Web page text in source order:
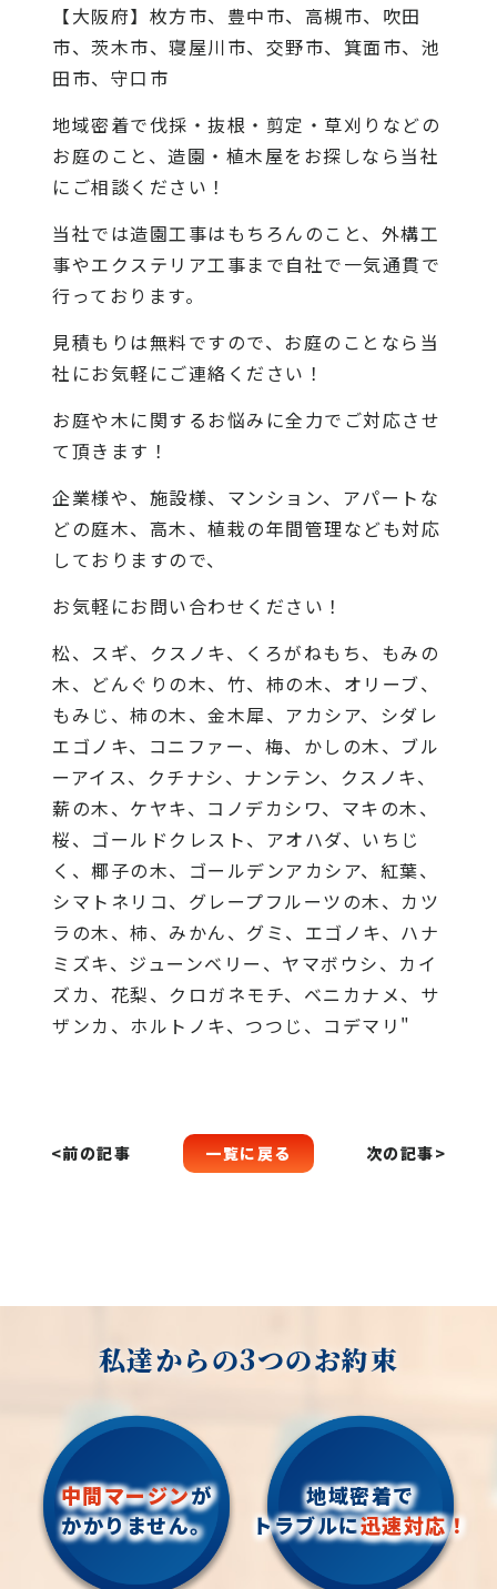
【大阪府】枚方市、豊中市、高槻市、吹田
市、茨木市、寝屋川市、交野市、箕面市、池
田市、守口市
地域密着で伐採・抜根・剪定・草刈りなどの
お庭のこと、造園・植木屋をお探しなら当社
にご相談ください！
当社では造園工事はもちろんのこと、外構工
事やエクステリア工事まで自社で一気通貫で
行っております。
見積もりは無料ですので、お庭のことなら当
社にお気軽にご連絡ください！
お庭や木に関するお悩みに全力でご対応させ
て頂きます！
企業様や、施設様、マンション、アパートな
どの庭木、高木、植栽の年間管理なども対応
しておりますので、
お気軽にお問い合わせください！
松、スギ、クスノキ、くろがねもち、もみの
木、どんぐりの木、竹、柿の木、オリーブ、
もみじ、柿の木、金木犀、アカシア、シダレ
エゴノキ、コニファー、梅、かしの木、ブル
ーアイス、クチナシ、ナンテン、クスノキ、
薪の木、ケヤキ、コノデカシワ、マキの木、
桜、ゴールドクレスト、アオハダ、いちじ
く、椰子の木、ゴールデンアカシア、紅葉、
シマトネリコ、グレープフルーツの木、カツ
ラの木、柿、みかん、グミ、エゴノキ、ハナ
ミズキ、ジューンベリー、ヤマボウシ、カイ
ズカ、花梨、クロガネモチ、ベニカナメ、サ
ザンカ、ホルトノキ、つつじ、コデマリ"
<前の記事 一覧に戻る 次の記事>
私達からの3つのお約束
中間マージンが
かかりません。
地域密着で
トラブルに迅速対応！